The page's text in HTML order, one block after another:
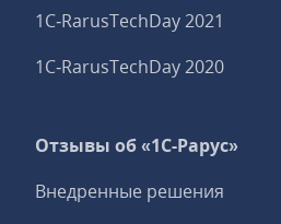
1C‑RarusTechDay 2021
1C‑RarusTechDay 2020
Отзывы об «1С-Рарус»
Внедренные решения